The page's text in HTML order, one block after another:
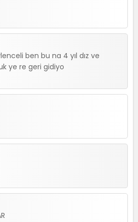
ben bu na 4 yıl dız ve
ye re geri gidiyo